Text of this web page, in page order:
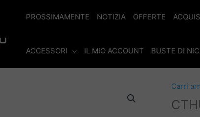
PROSSIMAMENTE NOTIZIA OFFERTE
ACCESSORI IL MIO ACCOUNT BUSTE DI
Carri